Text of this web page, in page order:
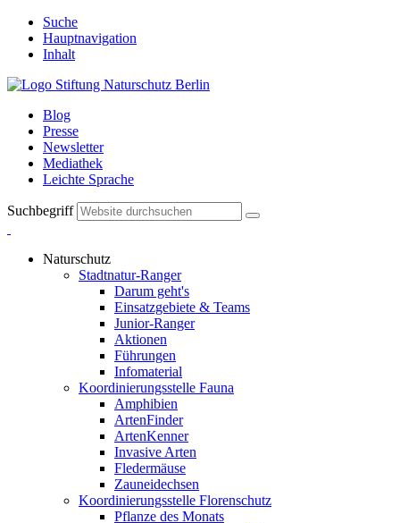
Suche
Hauptnavigation
Inhalt
Blog
Presse
Newsletter
Mediathek
Leichte Sprache
Suchbegriff
Naturschutz
Stadtnatur-Ranger
Darum geht's
Einsatzgebiete & Teams
Junior-Ranger
Aktionen
Führungen
Infomaterial
Koordinierungsstelle Fauna
Amphibien
ArtenFinder
ArtenKenner
Invasive Arten
Fledermäuse
Zauneidechsen
Koordinierungsstelle Florenschutz
Pflanze des Monats